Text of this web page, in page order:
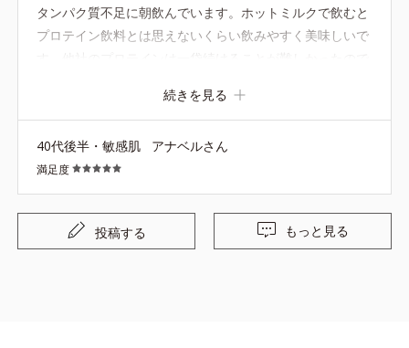
タンパク質不足に朝飲んでいます。ホットミルクで飲むと
プロテイン飲料とは思えないくらい飲みやすく美味しいで
度もリピートしています。
続きを見る
40代後半・敏感肌 アナベルさん
満足度
投稿する もっと見る